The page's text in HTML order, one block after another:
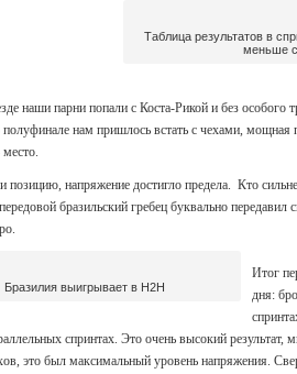
Таблица результатов в
меньше
наши парни попали с Коста-Рикой и без особого
полуфинале нам пришлось встать с чехами,
место.
напряжение достигло предела. Кто
бразильский гребец буквально передавил
Бразилия выигрывает в Н2Н
Итог
дня:
спринтах. Это очень высокий результат,
это был максимальный уровень напряжения.